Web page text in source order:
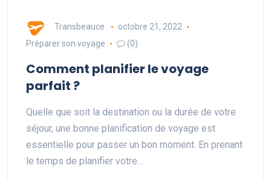
Transbeauce
octobre 21, 2022
Préparer son voyage
(0)
Comment planifier le voyage
parfait ?
Quelle que soit la destination ou la durée de votre
séjour, une bonne planification de voyage est
essentielle pour passer un bon moment. En prenant
le temps de planifier votre…